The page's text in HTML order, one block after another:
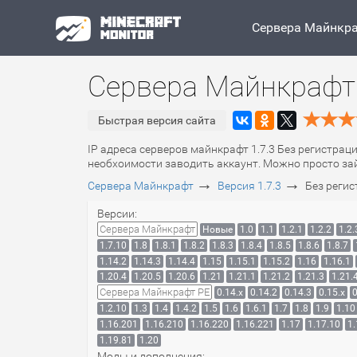
Сервера
Сервера
Быстрая версия сайта
IP адреса серверов майнкрафт 1.7.3 Без
необхоимости заводить аккаунт. Можно просто
Сервера Майнкрафт → Версия 1.7.3 → Без
Версии:
Сервера Майнкрафт Новые 1.0 1.1 1.2.1 1.2.2
1.7.10
1.8 1.8.1 1.8.2 1.8.3 1.8.4 1.8.5 1.8.6 1.8.7
1.14.2
1.14.3 1.14.4 1.15 1.15.1 1.15.2 1.16
1.16.1
1.20.4
1.20.5 1.20.6 1.21 1.21.1 1.21.2 1.21.3
Сервера Майнкрафт PE 0.14.x 0.14.2 0.14.3 0.15.x
1.2.10
1.3 1.4 1.4.2 1.5 1.6 1.6.1 1.7 1.8 1.9
1.10
1.16.201
1.16.210 1.16.220 1.16.221 1.17 1.17.10
1.19.81
1.20